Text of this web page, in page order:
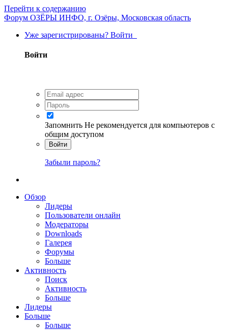
Перейти к содержанию
Форум ОЗЁРЫ ИНФО, г. Озёры, Московская область
Уже зарегистрированы? Войти
Войти
Запомнить Не рекомендуется для компьютеров с
общим доступом
Войти
Забыли пароль?
Обзор
Лидеры
Пользователи онлайн
Модераторы
Downloads
Галерея
Форумы
Больше
Активность
Поиск
Активность
Больше
Лидеры
Больше
Больше